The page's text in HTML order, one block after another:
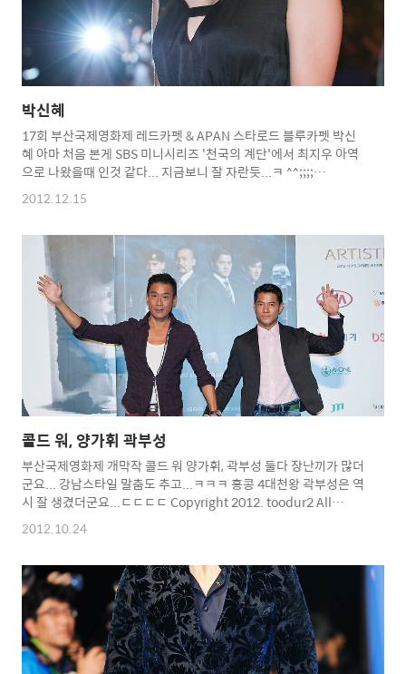
박신혜
17회 부산국제영화제 레드카펫 & APAN 스타로드 블루카펫 박신
혜 아마 처음 본게 SBS 미니시리즈 '천국의 계단'에서 최지우 아역
으로 나왔을때 인것 같다... 지금보니 잘 자란듯...ㅋ ^^;;;;
Copyright 2012. toodur2 All pictures cannot be copied
without permission. Copyright 2012. toodur2 All pictures
2012.12.15
콜드 워, 양가휘 곽부성
부산국제영화제 개막작 콜드 워 양가휘, 곽부성 둘다 장난끼가 많더
군요... 강남스타일 말춤도 추고...ㅋㅋㅋ 홍콩 4대천왕 곽부성은 역
시 잘 생겼더군요...ㄷㄷㄷㄷ Copyright 2012. toodur2 All
pictures cannot be copied without permission. Copyright
2012. toodur2 All pictures cannot be copied without
2012.10.24